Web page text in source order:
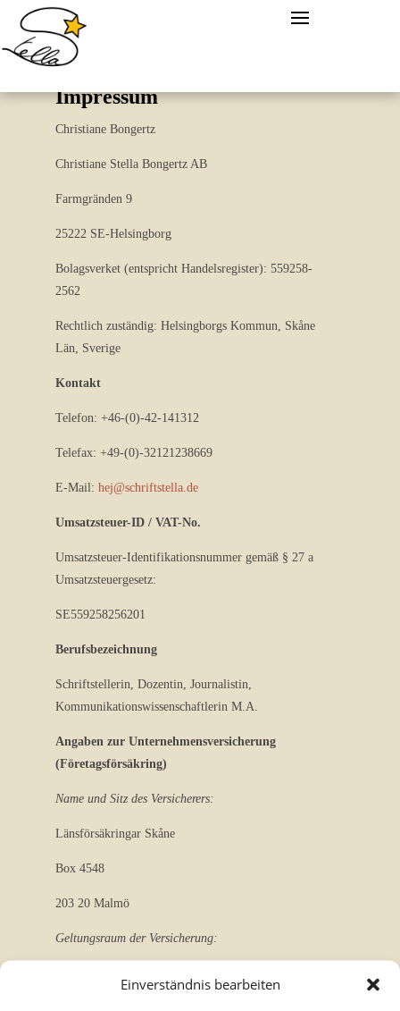
Einverständnis bearbeiten
Impressum
Christiane Bongertz
Christiane Stella Bongertz AB
Farmgränden 9
25222 SE-Helsingborg
Bolagsverket (entspricht Handelsregister): 559258-
2562
Rechtlich zuständig: Helsingborgs Kommun, Skåne
Län, Sverige
Kontakt
Telefon: +46-(0)-42-141312
Telefax: +49-(0)-32121238669
E-Mail: hej@schriftstella.de
Umsatzsteuer-ID / VAT-No.
Umsatzsteuer-Identifikationsnummer gemäß § 27 a
Umsatzsteuergesetz:
SE559258256201
Berufsbezeichnung
Schriftstellerin, Dozentin, Journalistin,
Kommunikationswissenschaftlerin M.A.
Angaben zur Unternehmensversicherung
(Företagsförsäkring)
Name und Sitz des Versicherers:
Länsförsäkringar Skåne
Box 4548
203 20 Malmö
Geltungsraum der Versicherung: